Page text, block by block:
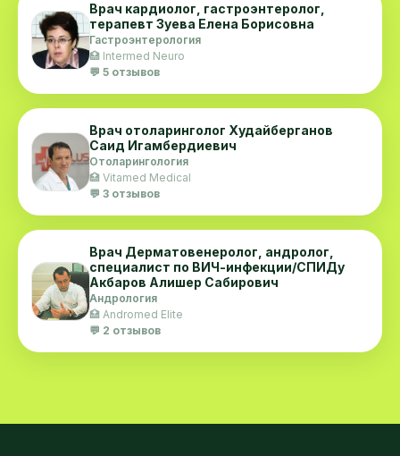
Врач кардиолог, гастроэнтеролог,
терапевт Зуева Елена Борисовна
Гастроэнтерология
🏥 Intermed Neuro
💬 5 отзывов
Врач отоларинголог Худайберганов
Саид Игамбердиевич
Отоларингология
🏥 Vitamed Medical
💬 3 отзывов
Врач Дерматовенеролог, андролог,
специалист по ВИЧ-инфекции/СПИДу
Акбаров Алишер Сабирович
Андрология
🏥 Andromed Elite
💬 2 отзывов